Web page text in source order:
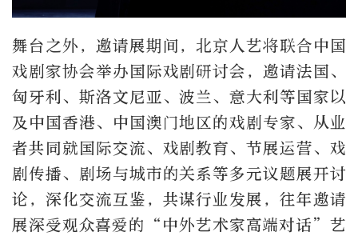
舞台之外，邀请展期间，北京人艺将联合中国
戏剧家协会举办国际戏剧研讨会，邀请法国、
匈牙利、斯洛文尼亚、波兰、意大利等国家以
及中国香港、中国澳门地区的戏剧专家、从业
者共同就国际交流、戏剧教育、节展运营、戏
剧传播、剧场与城市的关系等多元议题展开讨
论，深化交流互鉴，共谋行业发展，往年邀请
展深受观众喜爱的“中外艺术家高端对话”艺